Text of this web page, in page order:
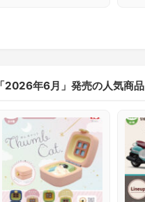
「2026年6月」発売の人気商品